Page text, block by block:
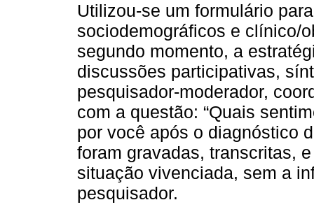
Utilizou-se um formulário
sociodemográficos e clínico/
segundo momento, a
discussões participativas,
pesquisador-moderador,
com a questão: “Quais
por você após o diagnóstico
foram gravadas, transcritas,
situação vivenciada, sem a
pesquisador.